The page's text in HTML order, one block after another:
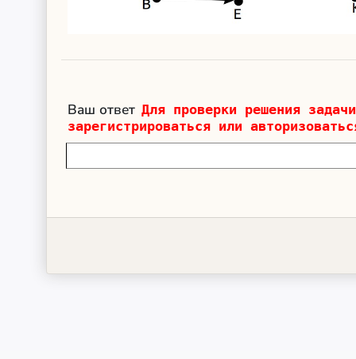
Ваш ответ Для проверки решения
зарегистрироваться или